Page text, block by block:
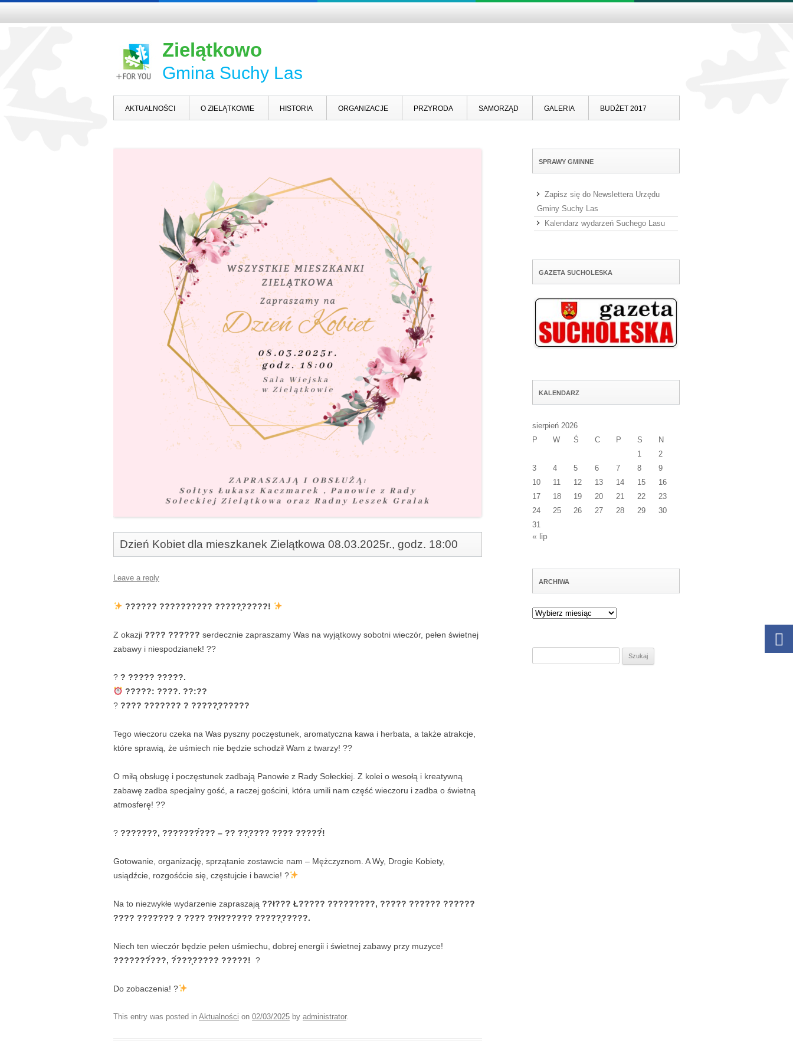
Zielątkowo
Gmina Suchy Las
AKTUALNOŚCI O ZIELĄTKOWIE HISTORIA ORGANIZACJE PRZYRODA SAMORZĄD GALERIA BUDŻET 2017
Dzień Kobiet dla mieszkanek Zielątkowa 08.03.2025r., godz. 18:00
Leave a reply
?????? ?????????? ?????̨?????!
Z okazji ???? ?????? serdecznie zapraszamy Was na wyjątkowy sobotni wieczór, pełen świetnej
zabawy i niespodzianek! ??
? ? ????? ?????.
?????: ????. ??:??
? ???? ??????? ? ?????̨??????
Tego wieczoru czeka na Was pyszny poczęstunek, aromatyczna kawa i herbata, a także atrakcje,
które sprawią, że uśmiech nie będzie schodził Wam z twarzy! ??
O miłą obsługę i poczęstunek zadbają Panowie z Rady Sołeckiej. Z kolei o wesołą i kreatywną
zabawę zadba specjalny gość, a raczej gościni, która umili nam część wieczoru i zadba o świetną
atmosferę! ??
? ???????, ???????́??? – ?? ??̨???? ???? ?????́!
Gotowanie, organizację, sprzątanie zostawcie nam – Mężczyznom. A Wy, Drogie Kobiety,
usiądźcie, rozgośćcie się, częstujcie i bawcie! ?
Na to niezwykłe wydarzenie zapraszają ??ł??? Ł????? ?????????, ????? ?????? ??????
???? ??????? ? ???? ??ł?????? ?????̨?????.
Niech ten wieczór będzie pełen uśmiechu, dobrej energii i świetnej zabawy przy muzyce!
???????́???, ?́???̨????? ?????! ?
Do zobaczenia! ?
This entry was posted in Aktualności on 02/03/2025 by administrator.
SPRAWY GMINNE
Zapisz się do Newslettera Urzędu
Gminy Suchy Las
Kalendarz wydarzeń Suchego Lasu
GAZETA SUCHOLESKA
KALENDARZ
sierpień 2026
P
W Ś C P S
N
1
2
3
4 5 6 7 8
9
10
11 12 13 14 15
16
17
18 19 20 21 22
23
24
25 26 27 28 29
30
31
« lip
ARCHIWA
Archiwa